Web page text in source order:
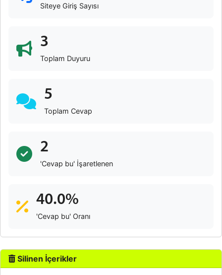
Siteye Giriş Sayısı
3
Toplam Duyuru
5
Toplam Cevap
2
'Cevap bu' İşaretlenen
40.0%
'Cevap bu' Oranı
Silinen İçerikler